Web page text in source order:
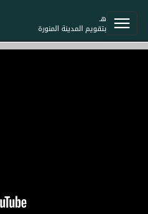
هـ
بتقويم المدينة المنورة